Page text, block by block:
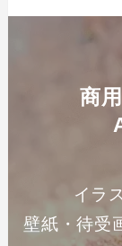
商
イラ
壁紙・待受